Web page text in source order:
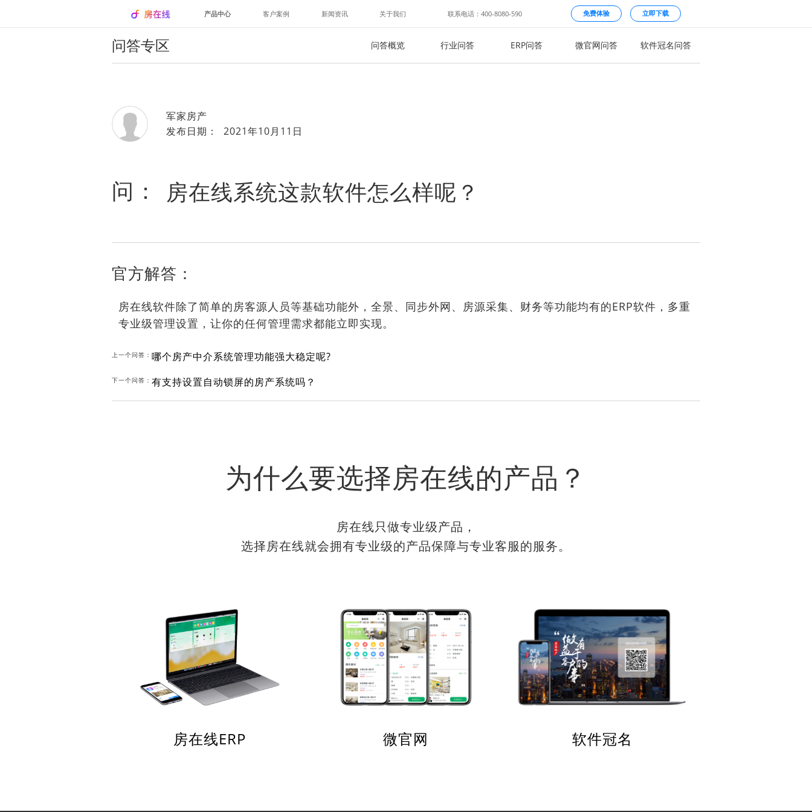
产品中心 客户案例 新闻资讯 关于我们 联系电话：400-8080-590 免费体验 立即下载
问答专区 问答概览 行业问答 ERP问答 微官网问答 软件冠名问答
军家房产
发布日期： 2021年10月11日
问： 房在线系统这款软件怎么样呢？
官方解答：
房在线软件除了简单的房客源人员等基础功能外，全景、同步外网、房源采集、财务等功能均有的ERP软件，多重
专业级管理设置，让你的任何管理需求都能立即实现。
上一个问答： 哪个房产中介系统管理功能强大稳定呢?
下一个问答： 有支持设置自动锁屏的房产系统吗？
为什么要选择房在线的产品？
房在线只做专业级产品，
选择房在线就会拥有专业级的产品保障与专业客服的服务。
房在线ERP 微官网 软件冠名